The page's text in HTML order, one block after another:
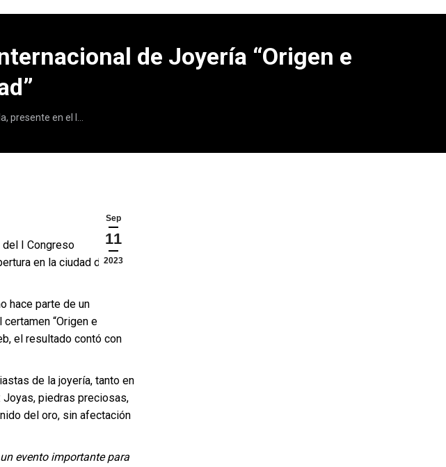
de Joyería “Origen e
presente en el I…
Sep
11
2023
del I Congreso
en la ciudad de
hace parte de un
“Origen e
el resultado contó con
de la joyería, tanto en
piedras preciosas,
del oro, sin afectación
un evento importante para